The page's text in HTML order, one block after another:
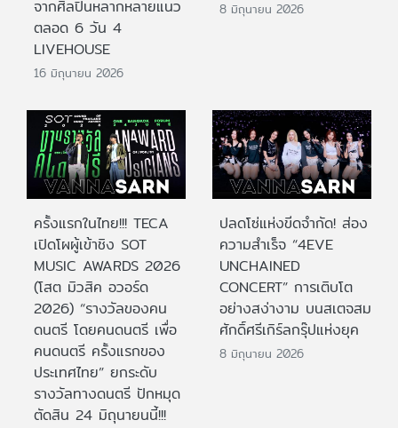
จากศิลปินหลากหลายแนว
ตลอด 6 วัน 4
LIVEHOUSE
16 มิถุนายน 2026
8 มิถุนายน 2026
ครั้งแรกในไทย!!! TECA
เปิดโผผู้เข้าชิง SOT
MUSIC AWARDS 2026
(โสต มิวสิค อวอร์ด
2026) “รางวัลของคน
ดนตรี โดยคนดนตรี เพื่อ
คนดนตรี ครั้งแรกของ
ประเทศไทย” ยกระดับ
รางวัลทางดนตรี ปักหมุด
ตัดสิน 24 มิถุนายนนี้!!!
ปลดโซ่แห่งขีดจำกัด! ส่อง
ความสำเร็จ “4EVE
UNCHAINED
CONCERT” การเติบโต
อย่างสง่างาม บนสเตจสม
ศักดิ์ศรีเกิร์ลกรุ๊ปแห่งยุค
8 มิถุนายน 2026